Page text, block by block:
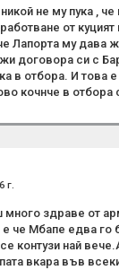
не му пука ,
от
Лапорта му дава
договора си с
в отбора. И това
кочнче в отбора
г.
здраве от
че Мбапе едва го
контузи най
вкара във